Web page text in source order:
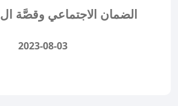
الضمان الاجتماعي وقصَّة ال 250 دينارًا
2023-08-03